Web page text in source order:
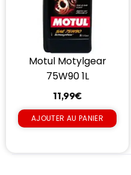
Motul Motylgear
75W90 1L
11,99€
AJOUTER AU PANIER